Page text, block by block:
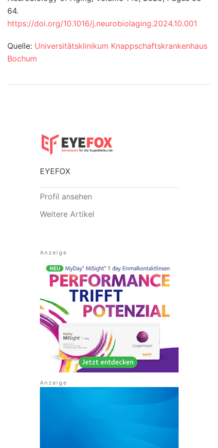
64.
https://doi.org/10.1016/j.neurobiolaging.2024.10.001
Quelle: Universitätsklinikum Knappschaftskrankenhaus
Bochum
EYEFOX
Profil ansehen
Weitere Artikel